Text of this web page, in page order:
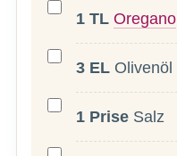
1 TL Oregano
3 EL Olivenöl
1 Prise Salz